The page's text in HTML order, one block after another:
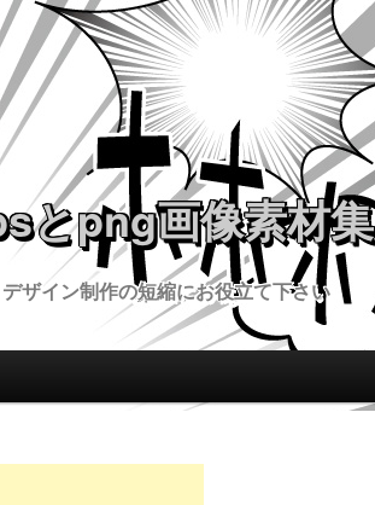
とpng画像素材集
ザイン制作の短縮にお役立て下さい